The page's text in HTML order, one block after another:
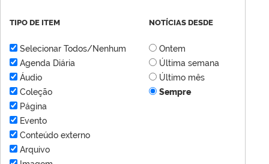
TIPO DE ITEM
Selecionar Todos/Nenhum
Agenda Diária
Áudio
Coleção
Página
Evento
Conteúdo externo
Arquivo
NOTÍCIAS DESDE
Ontem
Última semana
Último mês
Sempre